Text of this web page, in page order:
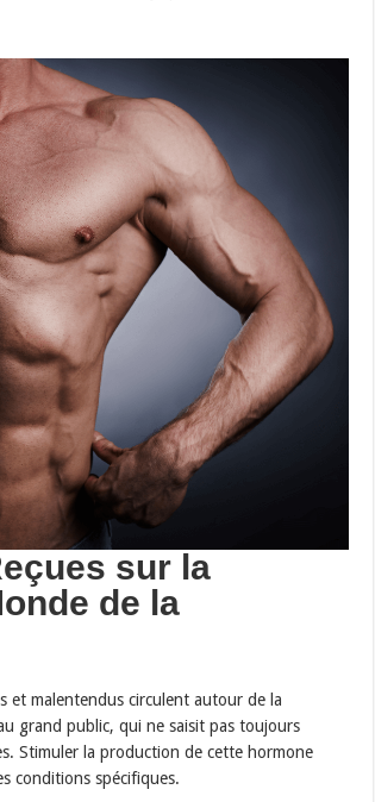
sur la
de la
et malentendus circulent autour de la
grand public, qui ne saisit pas toujours
Stimuler la production de cette hormone
conditions spécifiques.